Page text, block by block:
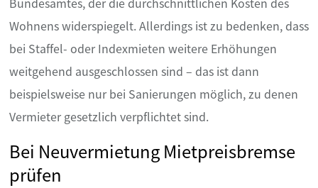
Wohnens widerspiegelt. Allerdings ist zu bedenken, dass
bei Staffel- oder Indexmieten weitere Erhöhungen
weitgehend ausgeschlossen sind – das ist dann
beispielsweise nur bei Sanierungen möglich, zu denen
Vermieter gesetzlich verpflichtet sind.
Bei Neuvermietung Mietpreisbremse
prüfen